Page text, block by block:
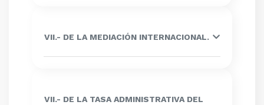
VII.- DE LA MEDIACIÓN INTERNACIONAL.
VII.- DE LA TASA ADMINISTRATIVA DEL